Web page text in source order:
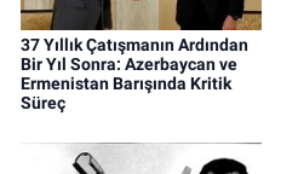
37 Yıllık Çatışmanın Ardından
Bir Yıl Sonra: Azerbaycan ve
Ermenistan Barışında Kritik
Süreç